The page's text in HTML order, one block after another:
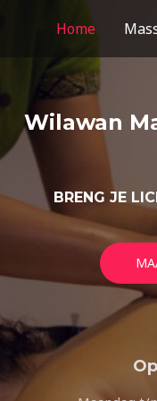
Home
Wilawan
BRENG JE